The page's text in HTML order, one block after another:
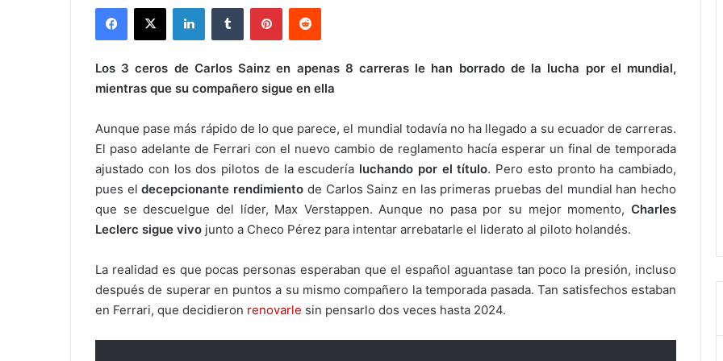
Los 3 ceros de Carlos Sainz en apenas 8 carreras le han borrado de la lucha por el mundial,
mientras que su compañero sigue en ella
Aunque pase más rápido de lo que parece, el mundial todavía no ha llegado a su ecuador de carreras.
El paso adelante de Ferrari con el nuevo cambio de reglamento hacía esperar un final de temporada
ajustado con los dos pilotos de la escudería luchando por el título. Pero esto pronto ha cambiado,
pues el decepcionante rendimiento de Carlos Sainz en las primeras pruebas del mundial han hecho
que se descuelgue del líder, Max Verstappen. Aunque no pasa por su mejor momento, Charles
Leclerc sigue vivo junto a Checo Pérez para intentar arrebatarle el liderato al piloto holandés.
La realidad es que pocas personas esperaban que el español aguantase tan poco la presión, incluso
después de superar en puntos a su mismo compañero la temporada pasada. Tan satisfechos estaban
en Ferrari, que decidieron renovarle sin pensarlo dos veces hasta 2024.